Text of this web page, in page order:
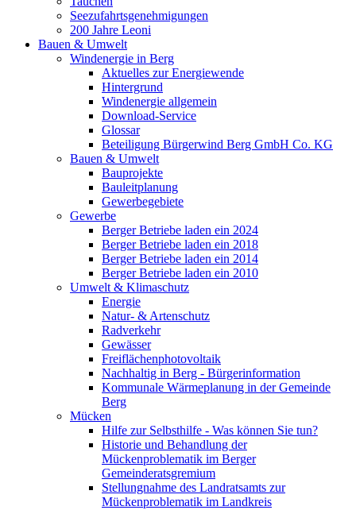
Seezufahrtsgenehmigungen
200 Jahre Leoni
Bauen & Umwelt
Windenergie in Berg
Aktuelles zur Energiewende
Hintergrund
Windenergie allgemein
Download-Service
Glossar
Beteiligung Bürgerwind Berg GmbH Co. KG
Bauen & Umwelt
Bauprojekte
Bauleitplanung
Gewerbegebiete
Gewerbe
Berger Betriebe laden ein 2024
Berger Betriebe laden ein 2018
Berger Betriebe laden ein 2014
Berger Betriebe laden ein 2010
Umwelt & Klimaschutz
Energie
Natur- & Artenschutz
Radverkehr
Gewässer
Freiflächenphotovoltaik
Nachhaltig in Berg - Bürgerinformation
Kommunale Wärmeplanung in der Gemeinde
Berg
Mücken
Hilfe zur Selbsthilfe - Was können Sie tun?
Historie und Behandlung der
Mückenproblematik im Berger
Gemeinderatsgremium
Stellungnahme des Landratsamts zur
Mückenproblematik im Landkreis